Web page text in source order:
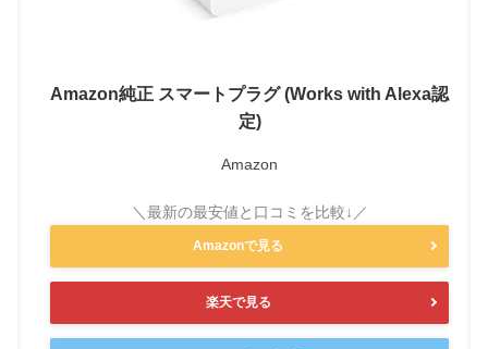
Amazon純正 スマートプラグ (Works with Alexa認
定)
Amazon
Amazonで見る
楽天で見る